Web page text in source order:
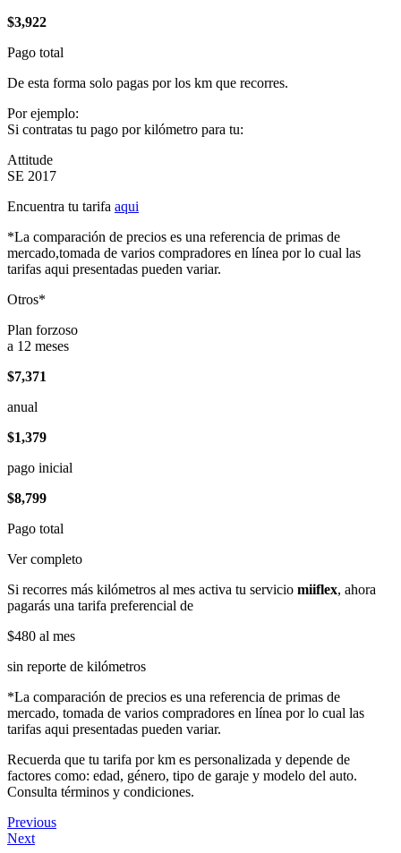
$3,922
Pago total
De esta forma solo pagas por los km que recorres.
Por ejemplo:
Si contratas tu pago por kilómetro para tu:
Attitude
SE 2017
Encuentra tu tarifa aqui
*La comparación de precios es una referencia de primas de
mercado,tomada de varios compradores en línea por lo cual las
tarifas aqui presentadas pueden variar.
Otros*
Plan forzoso
a 12 meses
$7,371
anual
$1,379
pago inicial
$8,799
Pago total
Ver completo
Si recorres más kilómetros al mes activa tu servicio miiflex, ahora
pagarás una tarifa preferencial de
$480 al mes
sin reporte de kilómetros
*La comparación de precios es una referencia de primas de
mercado, tomada de varios compradores en línea por lo cual las
tarifas aqui presentadas pueden variar.
Recuerda que tu tarifa por km es personalizada y depende de
factores como: edad, género, tipo de garaje y modelo del auto.
Consulta términos y condiciones.
Previous
Next